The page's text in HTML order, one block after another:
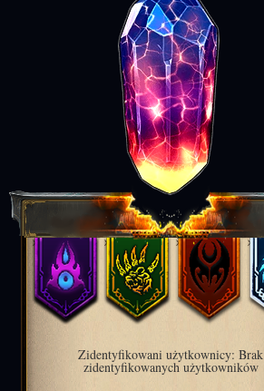
Zidentyfikowani użytkownicy: Brak
zidentyfikowanych użytkowników